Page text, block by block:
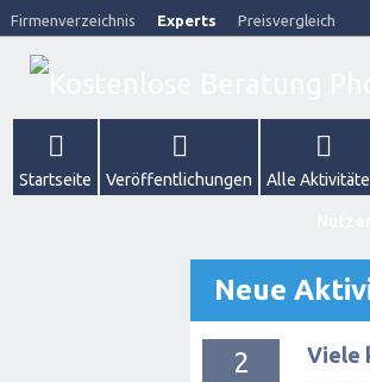
Firmenverzeichnis Experts Preisvergleich
Startseite Veröffentlichungen Alle
Neue
2 Viele